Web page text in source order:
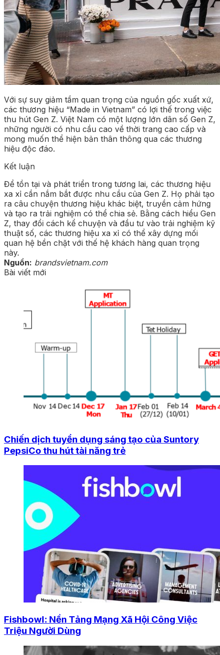
Với sự suy giảm tầm quan trọng của nguồn gốc xuất xứ,
các thương hiệu “Made in Vietnam” có lợi thế trong việc
thu hút Gen Z. Việt Nam có một lượng lớn dân số Gen Z,
những người có nhu cầu cao về thời trang cao cấp và
mong muốn thể hiện bản thân thông qua các thương
hiệu độc đáo.
Kết luận
Để tồn tại và phát triển trong tương lai, các thương hiệu
xa xỉ cần nắm bắt được nhu cầu của Gen Z. Họ phải tạo
ra câu chuyện thương hiệu khác biệt, truyền cảm hứng
và tạo ra trải nghiệm có thể chia sẻ. Bằng cách hiểu Gen
Z, thay đổi cách kể chuyện và đầu tư vào trải nghiệm kỹ
thuật số, các thương hiệu xa xỉ có thể xây dựng mối
quan hệ bền chặt với thế hệ khách hàng quan trọng
này.
Nguồn: brandsvietnam.com
Bài viết mới
Chiến dịch tuyển dụng sáng tạo của Suntory
PepsiCo thu hút tài năng trẻ
Fishbowl: Nền Tảng Mạng Xã Hội Công Việc
Triệu Người Dùng